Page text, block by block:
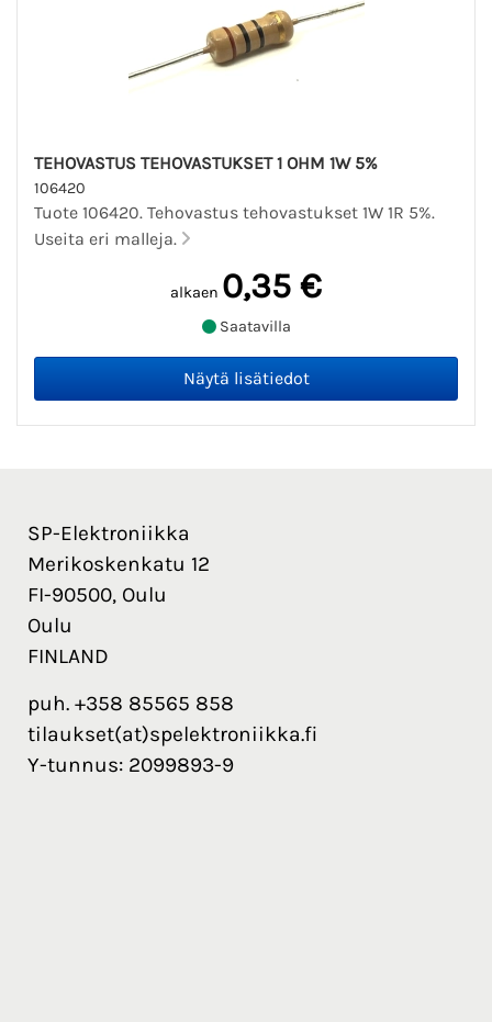
TEHOVASTUS TEHOVASTUKSET 1 OHM 1W 5%
106420
Tuote 106420. Tehovastus tehovastukset 1W 1R 5%.
Useita eri malleja.
alkaen 0,35 €
Saatavilla
SP-Elektroniikka
Merikoskenkatu 12
FI-90500, Oulu
Oulu
FINLAND
puh. +358 85565 858
tilaukset(at)spelektroniikka.fi
Y-tunnus: 2099893-9